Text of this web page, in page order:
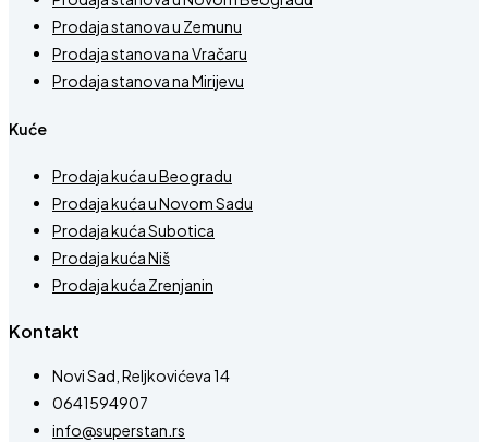
Prodaja stanova u Zemunu
Prodaja stanova na Vračaru
Prodaja stanova na Mirijevu
Kuće
Prodaja kuća u Beogradu
Prodaja kuća u Novom Sadu
Prodaja kuća Subotica
Prodaja kuća Niš
Prodaja kuća Zrenjanin
Kontakt
Novi Sad, Reljkovićeva 14
0641594907
info@superstan.rs